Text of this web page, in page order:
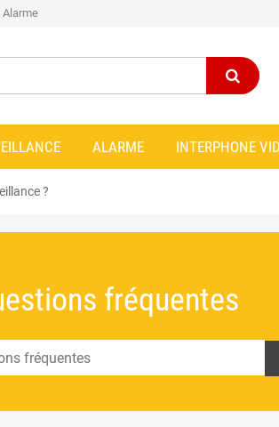
Alarme
ALARME INTERPHONE
?
fréquentes